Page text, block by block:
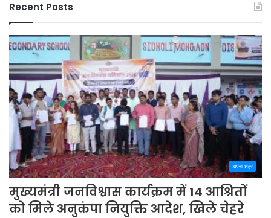
Recent Posts
अपना शहर
मुख्यमंत्री जनविश्वास कार्यक्रम में 14 आश्रितों
को मिले अनुकंपा नियुक्ति आदेश, खिले चेहरे